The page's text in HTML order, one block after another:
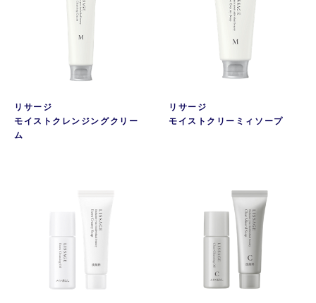
リサージ
モイストクレンジングクリー
ム
リサージ
モイストクリーミィソープ